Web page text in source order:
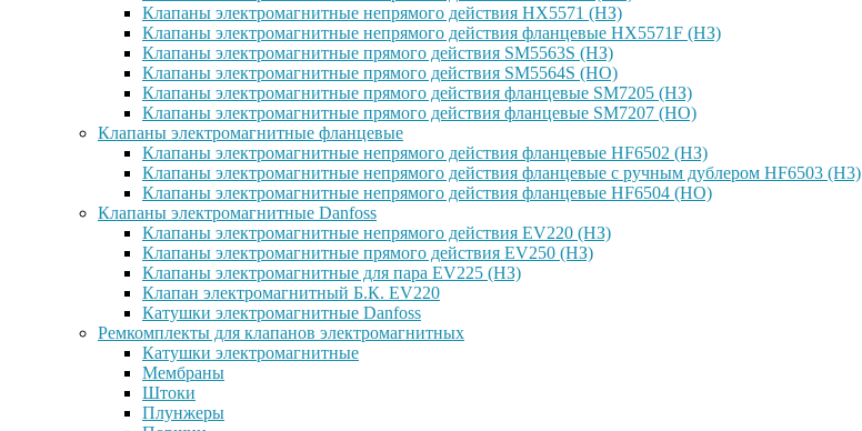
Клапаны электромагнитные непрямого действия HX5571 (НЗ)
Клапаны электромагнитные непрямого действия фланцевые HX5571F (НЗ)
Клапаны электромагнитные прямого действия SM5563S (НЗ)
Клапаны электромагнитные прямого действия SM5564S (НО)
Клапаны электромагнитные прямого действия фланцевые SM7205 (НЗ)
Клапаны электромагнитные прямого действия фланцевые SM7207 (НО)
Клапаны электромагнитные фланцевые
Клапаны электромагнитные непрямого действия фланцевые HF6502 (НЗ)
Клапаны электромагнитные непрямого действия фланцевые с ручным дублером HF6503 (Н3)
Клапаны электромагнитные непрямого действия фланцевые HF6504 (НО)
Клапаны электромагнитные Danfoss
Клапаны электромагнитные непрямого действия EV220 (НЗ)
Клапаны электромагнитные прямого действия EV250 (НЗ)
Клапаны электромагнитные для пара EV225 (НЗ)
Клапан электромагнитный Б.К. EV220
Катушки электромагнитные Danfoss
Ремкомплекты для клапанов электромагнитных
Катушки электромагнитные
Мембраны
Штоки
Плунжеры